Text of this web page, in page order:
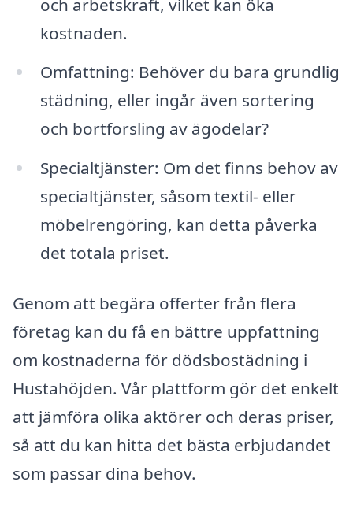
kostnaden.
Omfattning: Behöver du bara grundlig
städning, eller ingår även sortering
och bortforsling av ägodelar?
Specialtjänster: Om det finns behov av
specialtjänster, såsom textil- eller
möbelrengöring, kan detta påverka
det totala priset.
Genom att begära offerter från flera
företag kan du få en bättre uppfattning
om kostnaderna för dödsbostädning i
Hustahöjden. Vår plattform gör det enkelt
att jämföra olika aktörer och deras priser,
så att du kan hitta det bästa erbjudandet
som passar dina behov.